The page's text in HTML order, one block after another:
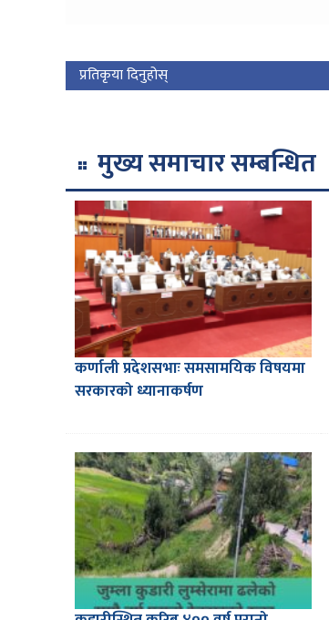
प्रतिकृया दिनुहोस्
मुख्य समाचार सम्बन्धित
कर्णाली प्रदेशसभाः समसामयिक विषयमा
सरकारको ध्यानाकर्षण